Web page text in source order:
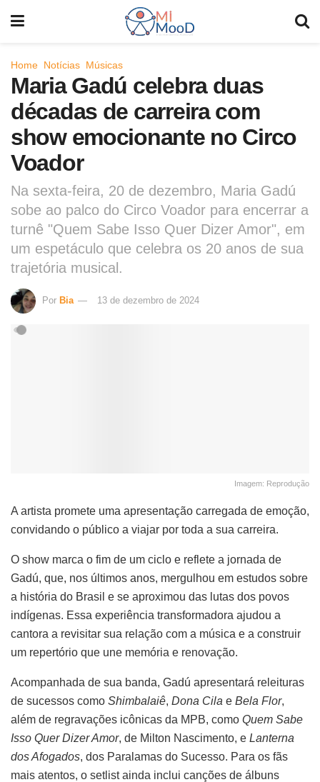
Home Notícias Músicas
Maria Gadú celebra duas
décadas de carreira com
show emocionante no Circo
Voador
Na sexta-feira, 20 de dezembro, Maria Gadú
sobe ao palco do Circo Voador para encerrar a
turnê "Quem Sabe Isso Quer Dizer Amor", em
um espetáculo que celebra os 20 anos de sua
trajetória musical.
Por Bia 13 de dezembro de 2024
Imagem: Reprodução
A artista promete uma apresentação carregada de emoção,
convidando o público a viajar por toda a sua carreira.
O show marca o fim de um ciclo e reflete a jornada de
Gadú, que, nos últimos anos, mergulhou em estudos sobre
a história do Brasil e se aproximou das lutas dos povos
indígenas. Essa experiência transformadora ajudou a
cantora a revisitar sua relação com a música e a construir
um repertório que une memória e renovação.
Acompanhada de sua banda, Gadú apresentará releituras
de sucessos como Shimbalaiê, Dona Cila e Bela Flor,
além de regravações icônicas da MPB, como Quem Sabe
Isso Quer Dizer Amor, de Milton Nascimento, e Lanterna
dos Afogados, dos Paralamas do Sucesso. Para os fãs
mais atentos, o setlist ainda inclui canções de álbuns